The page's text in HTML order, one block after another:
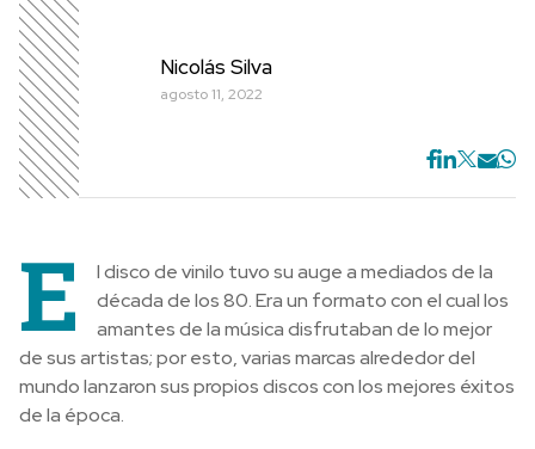
Nicolás Silva
agosto 11, 2022
E
l disco de vinilo tuvo su auge a mediados de la
década de los 80. Era un formato con el cual los
amantes de la música disfrutaban de lo mejor
de sus artistas; por esto, varias marcas alrededor del
mundo lanzaron sus propios discos con los mejores éxitos
de la época.